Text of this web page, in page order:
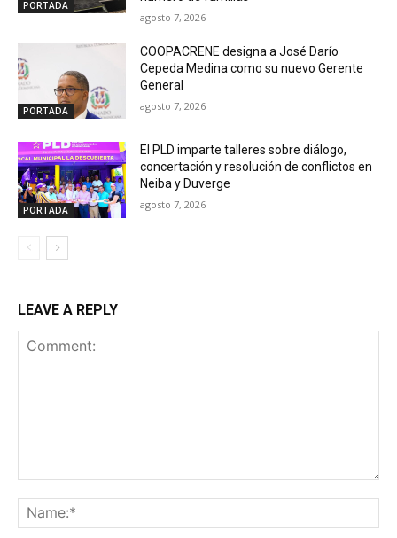
PORTADA
agosto 7, 2026
PORTADA
COOPACRENE designa a José Darío
Cepeda Medina como su nuevo Gerente
General
agosto 7, 2026
PORTADA
El PLD imparte talleres sobre diálogo,
concertación y resolución de conflictos en
Neiba y Duverge
agosto 7, 2026
LEAVE A REPLY